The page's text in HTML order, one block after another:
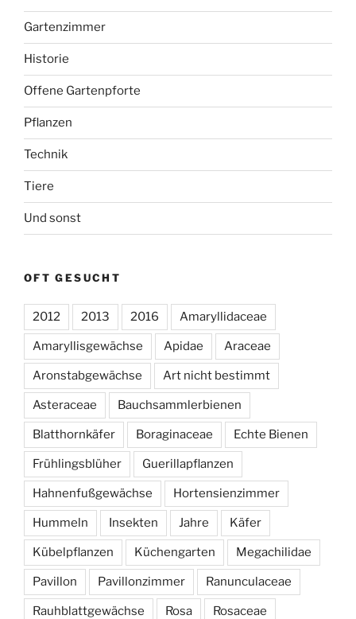
Gartenzimmer
Historie
Offene Gartenpforte
Pflanzen
Technik
Tiere
Und sonst
OFT GESUCHT
2012 2013 2016 Amaryllidaceae
Amaryllisgewächse Apidae Araceae
Aronstabgewächse Art nicht bestimmt
Asteraceae Bauchsammlerbienen
Blatthornkäfer Boraginaceae Echte Bienen
Frühlingsblüher Guerillapflanzen
Hahnenfußgewächse Hortensienzimmer
Hummeln Insekten Jahre Käfer
Kübelpflanzen Küchengarten Megachilidae
Pavillon Pavillonzimmer Ranunculaceae
Rauhblattgewächse Rosa Rosaceae